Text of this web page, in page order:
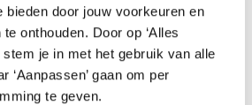
bieden door jouw voorkeuren en
onthouden. Door op ‘Alles
je in met het gebruik van alle
‘Aanpassen’ gaan om per
te geven.
een kunstwerk te laten maken.
cadeau? Een portret van ouder,
of huisdier in olie- of acrylverf,
is weer eens iets anders